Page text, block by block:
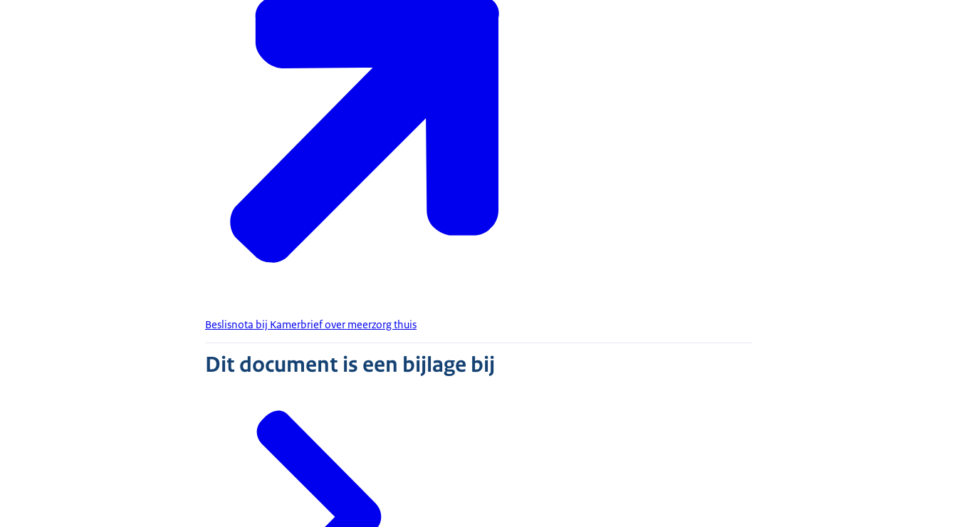
Beslisnota bij Kamerbrief over meerzorg thuis
Dit document is een bijlage bij